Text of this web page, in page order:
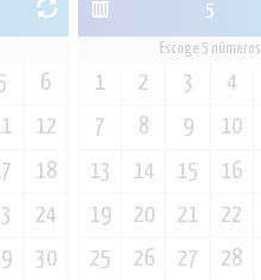
6
12
18
24
30
5
Escoge 5 números
1 2 3 4
7
8 9 10
13
14 15 16
19
20 21 22
25
26 27 28